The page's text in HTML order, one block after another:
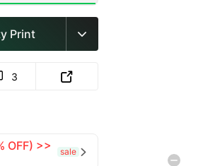
Print 
3 
OFF) >>
sale 